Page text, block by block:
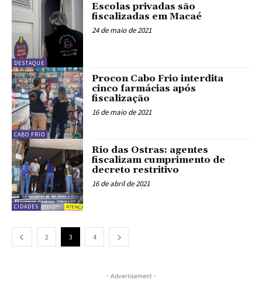
DESTAQUE
Escolas privadas são
fiscalizadas em Macaé
24 de maio de 2021
CABO FRIO
Procon Cabo Frio interdita
cinco farmácias após
fiscalização
16 de maio de 2021
CIDADES
Rio das Ostras: agentes
fiscalizam cumprimento de
decreto restritivo
16 de abril de 2021
2 3 4
- Advertisement -